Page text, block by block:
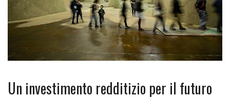
Un investimento redditizio per il futuro